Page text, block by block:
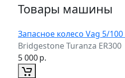
Товары машины
Запасное колесо Vag 5/100
Bridgestone Turanza ER300
5 000р.